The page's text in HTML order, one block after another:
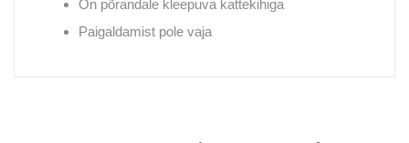
On põrandale kleepuva kattekihiga
Paigaldamist pole vaja